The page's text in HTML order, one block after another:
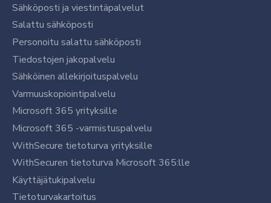
Sähköposti ja viestintäpalvelut
Salattu sähköposti
Personoitu salattu sähköposti
Tiedostojen jakopalvelu
Sähköinen allekirjoituspalvelu
Varmuuskopiointipalvelu
Microsoft 365 yrityksille
Microsoft 365 -varmistuspalvelu
WithSecure tietoturva yrityksille
WithSecuren tietoturva Microsoft 365:lle
Käyttäjätukipalvelu
Tietoturvakartoitus